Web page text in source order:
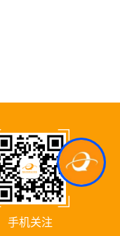
手机关注
Kcs.Ai